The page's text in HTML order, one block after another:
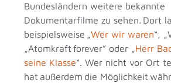
Bundesländern weitere bekannte
Dokumentarfilme zu sehen. Dort
beispielsweise „Wer wir waren“,
„Atomkraft forever” oder „Herr
seine Klasse“. Wer nicht vor Ort
hat außerdem die Möglichkeit